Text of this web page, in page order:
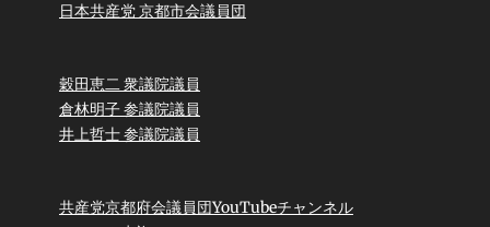
日本共産党 京都市会議員団
穀田恵二 衆議院議員
倉林明子 参議院議員
井上哲士 参議院議員
共産党京都府会議員団YouTubeチャンネル